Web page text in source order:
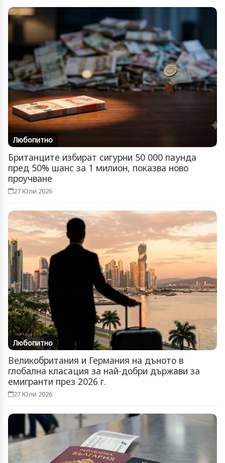
Любопитно
Британците избират сигурни 50 000 паунда
пред 50% шанс за 1 милион, показва ново
проучване
27 Юли 2026
Любопитно
Великобритания и Германия на дъното в
глобална класация за най-добри държави за
емигранти през 2026 г.
27 Юли 2026